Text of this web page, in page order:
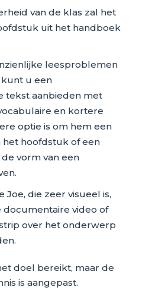
van de klas zal het
uit het handboek
leesproblemen
kunt u een
tekst aanbieden met
en kortere
optie is om hem een
het hoofdstuk of een
vorm van een
Joe, die zeer visueel is,
video of
over het onderwerp
doel bereikt, maar de
is aangepast.